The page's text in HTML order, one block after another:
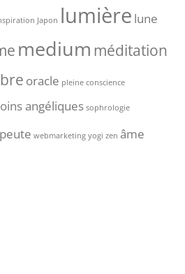
Japon lumière lune
medium méditation
oracle pleine conscience
angéliques sophrologie
webmarketing yogi zen âme